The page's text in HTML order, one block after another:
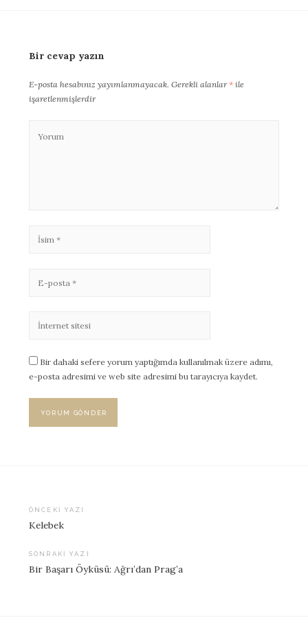
Bir cevap yazın
E-posta hesabınız yayımlanmayacak. Gerekli alanlar* ile
işaretlenmişlerdir
Bir dahaki sefere yorum yaptığımda kullanılmak üzere adımı,
e-posta adresimi ve web site adresimi bu tarayıcıya kaydet.
dolaşımı
ÖNCEKI YAZI
Kelebek
SONRAKI YAZI
Bir Başarı Öyküsü: Ağrı’dan Prag’a